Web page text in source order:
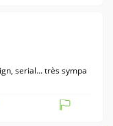
serial... très sympa